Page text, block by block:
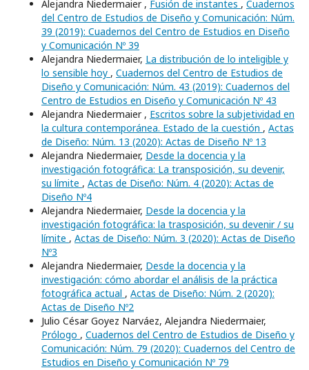
Alejandra Niedermaier , Fusión de instantes , Cuadernos
del Centro de Estudios de Diseño y Comunicación: Núm.
39 (2019): Cuadernos del Centro de Estudios en Diseño
y Comunicación Nº 39
Alejandra Niedermaier, La distribución de lo inteligible y
lo sensible hoy , Cuadernos del Centro de Estudios de
Diseño y Comunicación: Núm. 43 (2019): Cuadernos del
Centro de Estudios en Diseño y Comunicación Nº 43
Alejandra Niedermaier , Escritos sobre la subjetividad en
la cultura contemporánea. Estado de la cuestión , Actas
de Diseño: Núm. 13 (2020): Actas de Diseño Nº 13
Alejandra Niedermaier, Desde la docencia y la
investigación fotográfica: La transposición, su devenir,
su límite , Actas de Diseño: Núm. 4 (2020): Actas de
Diseño Nº4
Alejandra Niedermaier, Desde la docencia y la
investigación fotográfica: la trasposición, su devenir / su
límite , Actas de Diseño: Núm. 3 (2020): Actas de Diseño
Nº3
Alejandra Niedermaier, Desde la docencia y la
investigación: cómo abordar el análisis de la práctica
fotográfica actual , Actas de Diseño: Núm. 2 (2020):
Actas de Diseño Nº2
Julio César Goyez Narváez, Alejandra Niedermaier,
Prólogo , Cuadernos del Centro de Estudios de Diseño y
Comunicación: Núm. 79 (2020): Cuadernos del Centro de
Estudios en Diseño y Comunicación Nº 79